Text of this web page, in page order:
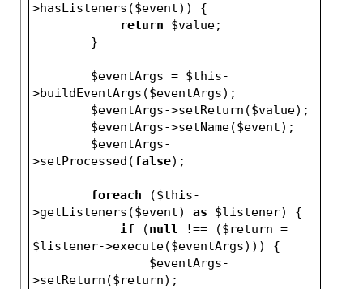
>hasListeners($event)) {
return
$value;
        }
$eventArgs = $this-
>buildEventArgs($eventArgs);
$eventArgs->setReturn($value);
$eventArgs->setName($event);
$eventArgs-
>setProcessed(false);
foreach ($this-
>getListeners($event) as $listener) {
if (null !== ($return
$listener->execute($eventArgs))) {
$eventArgs-
>setReturn($return);